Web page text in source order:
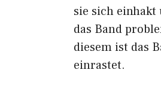
sie sich
das Band
diesem ist das
einrastet.